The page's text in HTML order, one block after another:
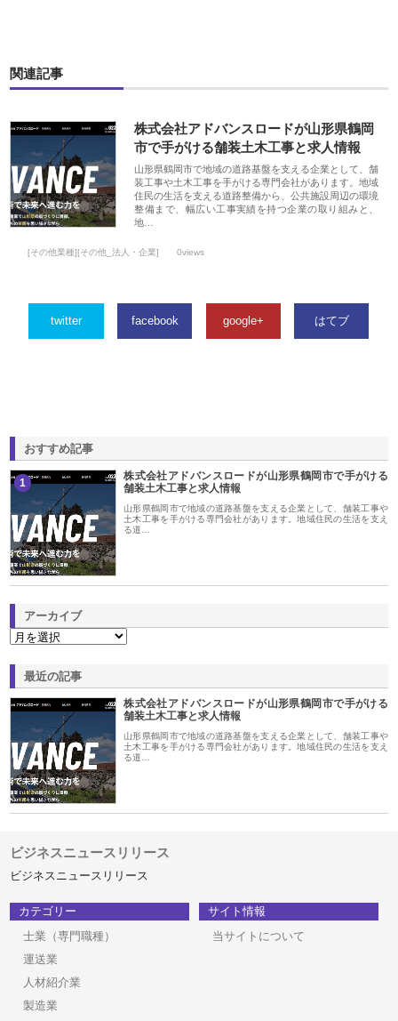
関連記事
株式会社アドバンスロードが山形県鶴岡
市で手がける舗装土木工事と求人情報
山形県鶴岡市で地域の道路基盤を支える企業として、舗
装工事や土木工事を手がける専門会社があります。地域
住民の生活を支える道路整備から、公共施設周辺の環境
整備まで、幅広い工事実績を持つ企業の取り組みと、
地…
[その他業種][その他_法人・企業] 0views
twitter facebook google+ はてブ
おすすめ記事
1
株式会社アドバンスロードが山形県鶴岡市で手がける
舗装土木工事と求人情報
山形県鶴岡市で地域の道路基盤を支える企業として、舗装工事や
土木工事を手がける専門会社があります。地域住民の生活を支え
る道…
アーカイブ
最近の記事
株式会社アドバンスロードが山形県鶴岡市で手がける
舗装土木工事と求人情報
山形県鶴岡市で地域の道路基盤を支える企業として、舗装工事や
土木工事を手がける専門会社があります。地域住民の生活を支え
る道…
ビジネスニュースリリース
ビジネスニュースリリース
カテゴリー
士業（専門職種）
運送業
人材紹介業
製造業
サイト情報
当サイトについて